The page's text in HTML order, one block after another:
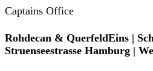
Captains Office
Rohdecan & QuerfeldEins |
Struenseestrasse Hamburg |